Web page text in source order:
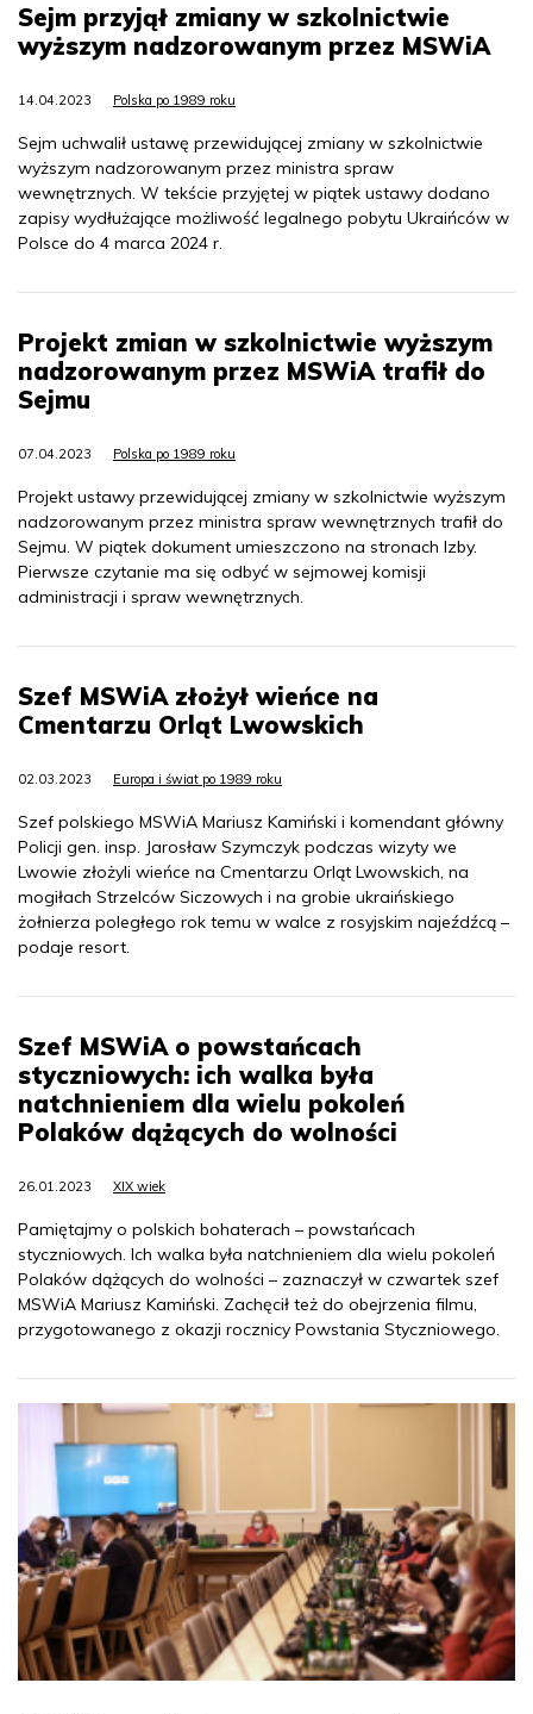
Sejm przyjął zmiany w szkolnictwie
wyższym nadzorowanym przez MSWiA
14.04.2023 Polska po 1989 roku
Sejm uchwalił ustawę przewidującej zmiany w szkolnictwie
wyższym nadzorowanym przez ministra spraw
wewnętrznych. W tekście przyjętej w piątek ustawy dodano
zapisy wydłużające możliwość legalnego pobytu Ukraińców w
Polsce do 4 marca 2024 r.
Projekt zmian w szkolnictwie wyższym
nadzorowanym przez MSWiA trafił do
Sejmu
07.04.2023 Polska po 1989 roku
Projekt ustawy przewidującej zmiany w szkolnictwie wyższym
nadzorowanym przez ministra spraw wewnętrznych trafił do
Sejmu. W piątek dokument umieszczono na stronach Izby.
Pierwsze czytanie ma się odbyć w sejmowej komisji
administracji i spraw wewnętrznych.
Szef MSWiA złożył wieńce na
Cmentarzu Orląt Lwowskich
02.03.2023 Europa i świat po 1989 roku
Szef polskiego MSWiA Mariusz Kamiński i komendant główny
Policji gen. insp. Jarosław Szymczyk podczas wizyty we
Lwowie złożyli wieńce na Cmentarzu Orląt Lwowskich, na
mogiłach Strzelców Siczowych i na grobie ukraińskiego
żołnierza poległego rok temu w walce z rosyjskim najeźdźcą –
podaje resort.
Szef MSWiA o powstańcach
styczniowych: ich walka była
natchnieniem dla wielu pokoleń
Polaków dążących do wolności
26.01.2023 XIX wiek
Pamiętajmy o polskich bohaterach – powstańcach
styczniowych. Ich walka była natchnieniem dla wielu pokoleń
Polaków dążących do wolności – zaznaczył w czwartek szef
MSWiA Mariusz Kamiński. Zachęcił też do obejrzenia filmu,
przygotowanego z okazji rocznicy Powstania Styczniowego.